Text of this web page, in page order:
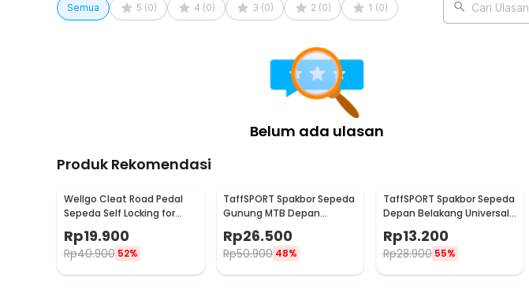
Semua 5 (0) 4 (0) 3 (0) 2 (0) 1 (0) Cari Ulasan
Belum ada ulasan
Produk Rekomendasi
Wellgo Cleat Road Pedal
Sepeda Self Locking for
Rp19.900
Rp40.900 52%
TaffSPORT Spakbor Sepeda
Gunung MTB Depan
Belakang Anti Cipratan -
Y901
Rp26.500
Rp50.900 48%
TaffSPORT Spakbor Sepeda
Depan Belakang Universal
Clamp Dua Warna - BQ541
Rp13.200
Rp28.900 55%